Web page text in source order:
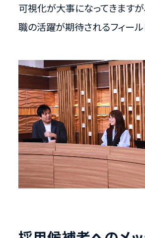
可視化が大事になってきます
職の活躍が期待されるフィール